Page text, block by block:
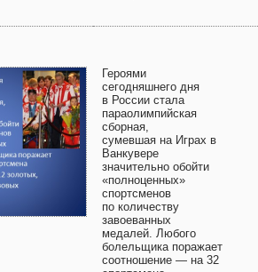
Героями
сегодняшнего дня
в России стала
параолимпийская
сборная,
сумевшая на Играх в
Ванкувере
значительно обойти
«полноценных»
спортсменов
по количеству
завоеванных
медалей. Любого
болельщика поражает
соотношение — на 32